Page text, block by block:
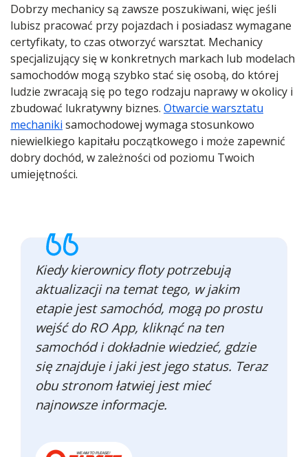
Dobrzy mechanicy są zawsze poszukiwani, więc jeśli
lubisz pracować przy pojazdach i posiadasz wymagane
certyfikaty, to czas otworzyć warsztat. Mechanicy
specjalizujący się w konkretnych markach lub modelach
samochodów mogą szybko stać się osobą, do której
ludzie zwracają się po tego rodzaju naprawy w okolicy i
zbudować lukratywny biznes. Otwarcie warsztatu
mechaniki samochodowej wymaga stosunkowo
niewielkiego kapitału początkowego i może zapewnić
dobry dochód, w zależności od poziomu Twoich
umiejętności.
Kiedy kierownicy floty potrzebują
aktualizacji na temat tego, w jakim
etapie jest samochód, mogą po prostu
wejść do RO App, kliknąć na ten
samochód i dokładnie wiedzieć, gdzie
się znajduje i jaki jest jego status. Teraz
obu stronom łatwiej jest mieć
najnowsze informacje.